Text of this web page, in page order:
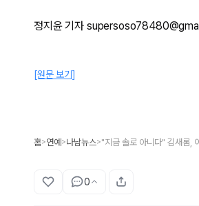
정지윤 기자
[원문 보기]
홈>연예 >나남뉴스>
0